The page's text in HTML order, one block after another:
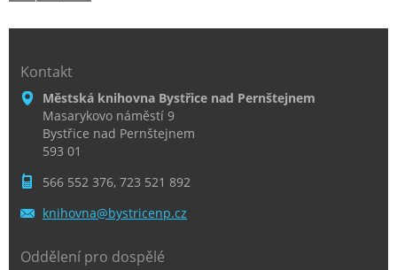
Kontakt
Městská knihovna Bystřice nad Pernštejnem
Masarykovo náměstí 9
Bystřice nad Pernštejnem
593 01
566 552 376, 723 521 892
knihovna@bystricenp.cz
Oddělení pro dospělé